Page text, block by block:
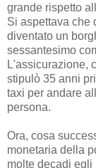
grande rispetto
Si aspettava che
diventato un
sessantesimo
L'assicurazione,
stipulò 35 anni
taxi per andare
persona.
Ora, cosa
monetaria della
molte decadi